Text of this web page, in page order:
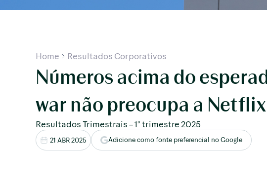
Home Resultados Corporativos
Números acima do
war não preocupa a Netflix
Resultados Trimestrais – 1° trimestre 2025
21 ABR 2025 Adicione como fonte preferencial no Google